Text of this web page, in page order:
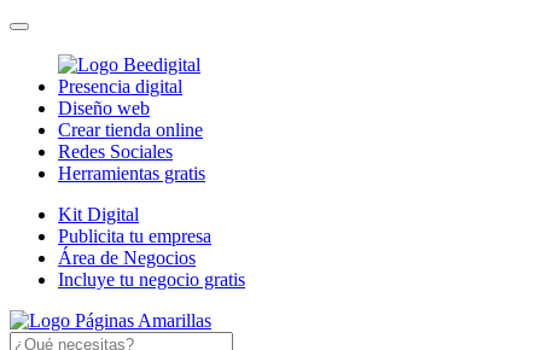
Presencia digital
Diseño web
Crear tienda online
Redes Sociales
Herramientas gratis
Kit Digital
Publicita tu empresa
Área de Negocios
Incluye tu negocio gratis